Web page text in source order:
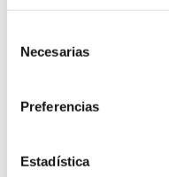
Necesarias
Preferencias
Estadística